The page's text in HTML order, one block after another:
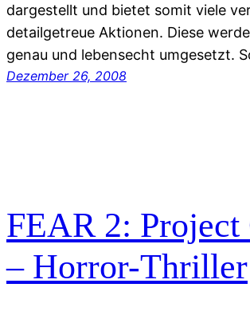
dargestellt und bietet somit viele
detailgetreue Aktionen. Diese
genau und lebensecht umgesetzt.
Dezember 26, 2008
FEAR 2:
– Horror-Thriller